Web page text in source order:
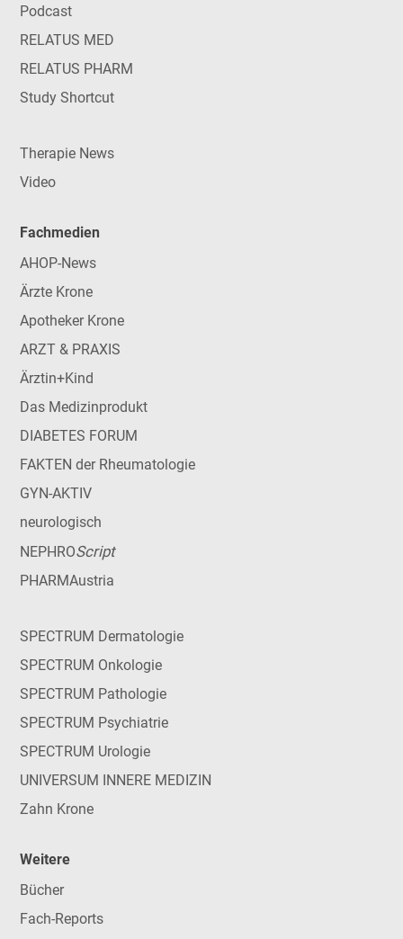
Podcast
RELATUS MED
RELATUS PHARM
Study Shortcut
Therapie News
Video
Fachmedien
AHOP-News
Ärzte Krone
Apotheker Krone
ARZT & PRAXIS
Ärztin+Kind
Das Medizinprodukt
DIABETES FORUM
FAKTEN der Rheumatologie
GYN-AKTIV
neurologisch
NEPHROScript
PHARMAustria
SPECTRUM Dermatologie
SPECTRUM Onkologie
SPECTRUM Pathologie
SPECTRUM Psychiatrie
SPECTRUM Urologie
UNIVERSUM INNERE MEDIZIN
Zahn Krone
Weitere
Bücher
Fach-Reports